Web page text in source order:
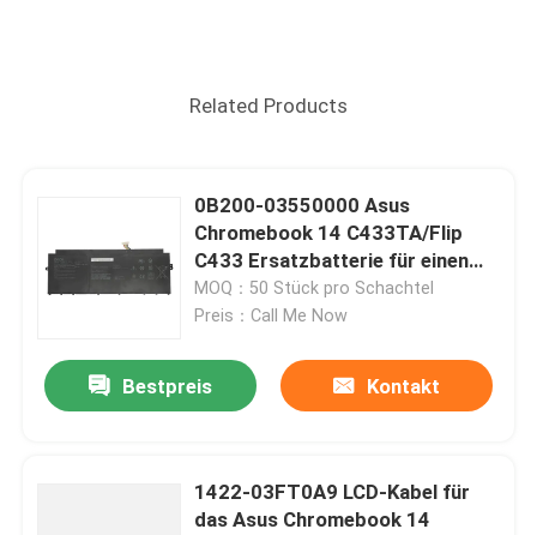
Related Products
0B200-03550000 Asus
Chromebook 14 C433TA/Flip
C433 Ersatzbatterie für einen
Laptop
MOQ：50 Stück pro Schachtel
Preis：Call Me Now
Bestpreis Kontakt
1422-03FT0A9 LCD-Kabel für
das Asus Chromebook 14